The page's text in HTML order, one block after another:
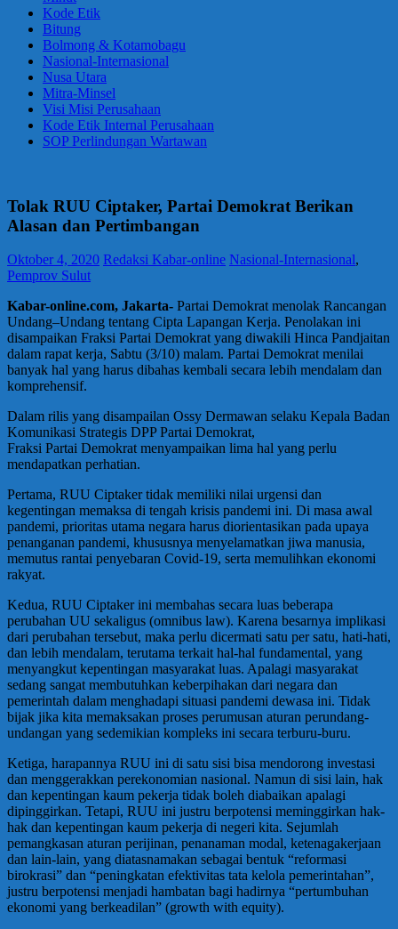
Kode Etik
Bitung
Bolmong & Kotamobagu
Nasional-Internasional
Nusa Utara
Mitra-Minsel
Visi Misi Perusahaan
Kode Etik Internal Perusahaan
SOP Perlindungan Wartawan
Tolak RUU Ciptaker, Partai Demokrat Berikan
Alasan dan Pertimbangan
Oktober 4, 2020 Redaksi Kabar-online Nasional-Internasional,
Pemprov Sulut
Kabar-online.com, Jakarta- Partai Demokrat menolak Rancangan
Undang–Undang tentang Cipta Lapangan Kerja. Penolakan ini
disampaikan Fraksi Partai Demokrat yang diwakili Hinca Pandjaitan
dalam rapat kerja, Sabtu (3/10) malam. Partai Demokrat menilai
banyak hal yang harus dibahas kembali secara lebih mendalam dan
komprehensif.
Dalam rilis yang disampailan Ossy Dermawan selaku Kepala Badan
Komunikasi Strategis DPP Partai Demokrat,
Fraksi Partai Demokrat menyampaikan lima hal yang perlu
mendapatkan perhatian.
Pertama, RUU Ciptaker tidak memiliki nilai urgensi dan
kegentingan memaksa di tengah krisis pandemi ini. Di masa awal
pandemi, prioritas utama negara harus diorientasikan pada upaya
penanganan pandemi, khususnya menyelamatkan jiwa manusia,
memutus rantai penyebaran Covid-19, serta memulihkan ekonomi
rakyat.
Kedua, RUU Ciptaker ini membahas secara luas beberapa
perubahan UU sekaligus (omnibus law). Karena besarnya implikasi
dari perubahan tersebut, maka perlu dicermati satu per satu, hati-hati,
dan lebih mendalam, terutama terkait hal-hal fundamental, yang
menyangkut kepentingan masyarakat luas. Apalagi masyarakat
sedang sangat membutuhkan keberpihakan dari negara dan
pemerintah dalam menghadapi situasi pandemi dewasa ini. Tidak
bijak jika kita memaksakan proses perumusan aturan perundang-
undangan yang sedemikian kompleks ini secara terburu-buru.
Ketiga, harapannya RUU ini di satu sisi bisa mendorong investasi
dan menggerakkan perekonomian nasional. Namun di sisi lain, hak
dan kepentingan kaum pekerja tidak boleh diabaikan apalagi
dipinggirkan. Tetapi, RUU ini justru berpotensi meminggirkan hak-
hak dan kepentingan kaum pekerja di negeri kita. Sejumlah
pemangkasan aturan perijinan, penanaman modal, ketenagakerjaan
dan lain-lain, yang diatasnamakan sebagai bentuk “reformasi
birokrasi” dan “peningkatan efektivitas tata kelola pemerintahan”,
justru berpotensi menjadi hambatan bagi hadirnya “pertumbuhan
ekonomi yang berkeadilan” (growth with equity).